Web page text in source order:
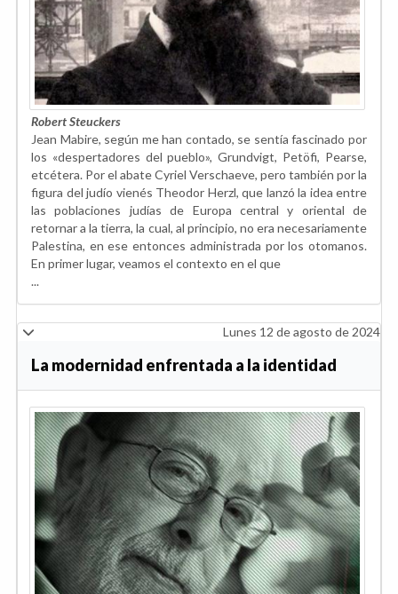
Robert Steuckers
Jean Mabire, según me han contado, se sentía fascinado por
los «despertadores del pueblo», Grundvigt, Petöfi, Pearse,
etcétera. Por el abate Cyriel Verschaeve, pero también por la
figura del judío vienés Theodor Herzl, que lanzó la idea entre
las poblaciones judías de Europa central y oriental de
retornar a la tierra, la cual, al principio, no era necesariamente
Palestina, en ese entonces administrada por los otomanos.
En primer lugar, veamos el contexto en el que
...
Lunes 12 de agosto de 2024
La modernidad enfrentada a la identidad